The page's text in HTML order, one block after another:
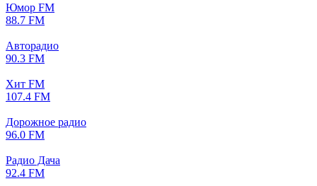
Юмор FM
88.7 FM
Авторадио
90.3 FM
Хит FM
107.4 FM
Дорожное радио
96.0 FM
Радио Дача
92.4 FM